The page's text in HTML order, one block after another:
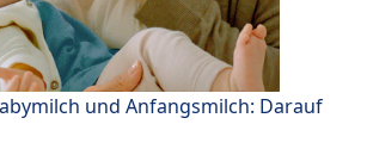
und Anfangsmilch: Darauf